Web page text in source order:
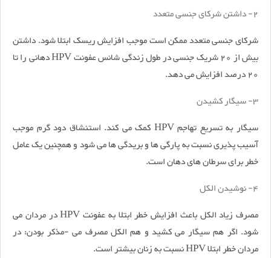
2- داشتن شرکای جنسی متعدد
شرکای جنسی متعدد ممکن است موجب افزایش ریسک ابتلا شود. داشتن
بیش از 20 شریک جنسی در طول زندگی شانس عفونت HPV دهانی را تا
20 درصد افزایش می دهد.
3- سیگار کشیدن
سیگار به تسریع تهاجم HPV کمک می کند. استنشاق دود گرم موجب
آسیب پذیری نسبت به پارگی ها و بریدگی ها می شود و همچنین یک عامل
خطر برای سرطان های دهان است.
4- نوشیدن الکل
مصرف زیاد الکل باعث افزایش خطر ابتلا به عفونت HPV در مردان می
شود. اگر هم سیگار می کشید و هم الکل مصرف می -مذکر بودن: در
مردان خطر ابتلا HPV نسبت به زنان بیشتر است.